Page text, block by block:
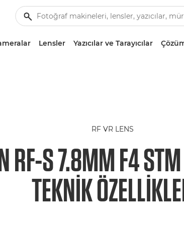
Lensler Yazıcılar ve Tarayıcılar
RF VR LENS
RF-S 7.8MM F4
TEKNIK